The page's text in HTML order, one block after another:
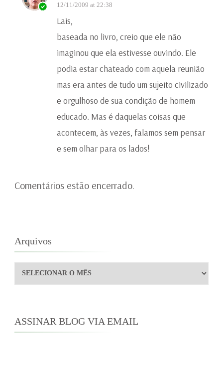
12/11/2009 at 22:38
Lais,
baseada no livro, creio que ele não
imaginou que ela estivesse ouvindo. Ele
podia estar chateado com aquela reunião
mas era antes de tudo um sujeito civilizado
e orgulhoso de sua condição de homem
educado. Mas é daquelas coisas que
acontecem, às vezes, falamos sem pensar
e sem olhar para os lados!
Comentários estão encerrado.
Arquivos
Arquivos
ASSINAR BLOG VIA EMAIL